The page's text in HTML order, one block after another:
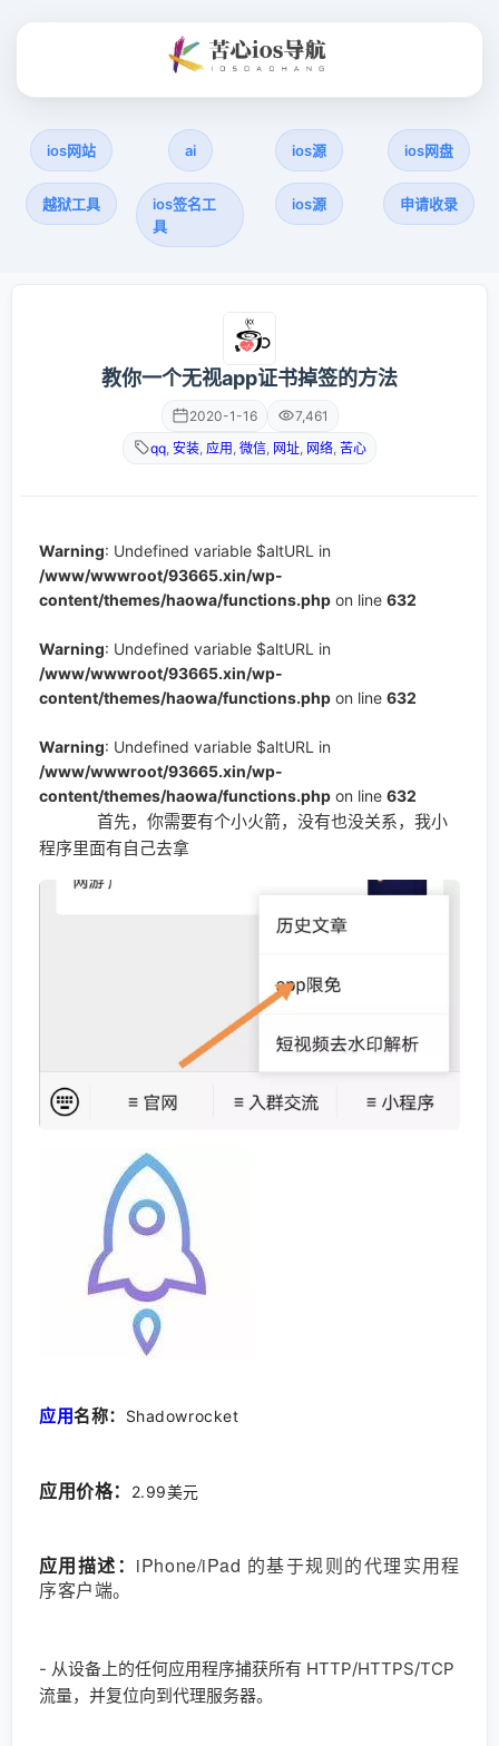
ios网站 ai ios源 ios网盘
越狱工具
ios签名工
具
ios源 申请收录
教你一个无视app证书掉签的方法
2020-1-16
7,461
qq 安装 应用 微信 网址 网络 苦心
Warning: Undefined variable $altURL in
/www/wwwroot/93665.xin/wp-
content/themes/haowa/functions.php on line 632
Warning: Undefined variable $altURL in
/www/wwwroot/93665.xin/wp-
content/themes/haowa/functions.php on line 632
Warning: Undefined variable $altURL in
/www/wwwroot/93665.xin/wp-
content/themes/haowa/functions.php on line 632
首先，你需要有个小火箭，没有也没关系，我小
程序里面有自己去拿
应用名称： Shadowrocket
应用价格： 2.99美元
应用描述： iPhone/iPad 的基于规则的代理实用程
序客户端。
- 从设备上的任何应用程序捕获所有 HTTP/HTTPS/TCP
流量，并复位向到代理服务器。